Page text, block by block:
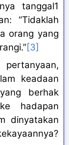
tanggal1
“Tidaklah
orang yang
[3]
keadaan
berhak
hadapan
dinyatakan